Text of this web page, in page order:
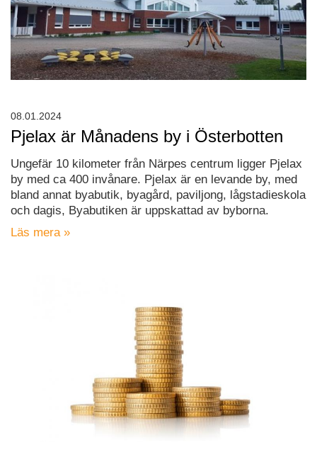
Pjelax är Månadens by i Österbotten
Ungefär 10 kilometer från Närpes centrum ligger Pjelax
by med ca 400 invånare. Pjelax är en levande by, med
bland annat byabutik, byagård, paviljong, lågstadieskola
och dagis, Byabutiken är uppskattad av byborna.
Läs mera »
08.01.2024